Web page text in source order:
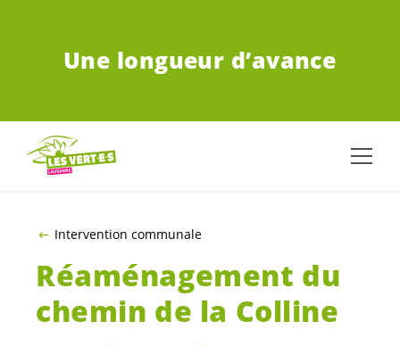
Une longueur d’avance
Intervention communale
Réaménagement du
chemin de la Colline